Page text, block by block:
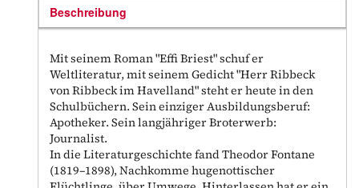
Beschreibung
Mit seinem Roman "Effi Briest" schuf er
Weltliteratur, mit seinem Gedicht "Herr Ribbeck
von Ribbeck im Havelland" steht er heute in den
Schulbüchern. Sein einziger Ausbildungsberuf:
Apotheker. Sein langjähriger Broterwerb:
Journalist.
In die Literaturgeschichte fand Theodor Fontane
(1819–1898), Nachkomme hugenottischer